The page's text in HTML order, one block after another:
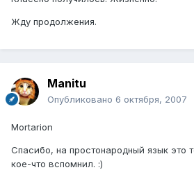
Жду продолжения.
Manitu
Опубликовано 6 октября, 2007
Mortarion
Спасибо, на простонародный язык это
кое-что вспомнил. :)